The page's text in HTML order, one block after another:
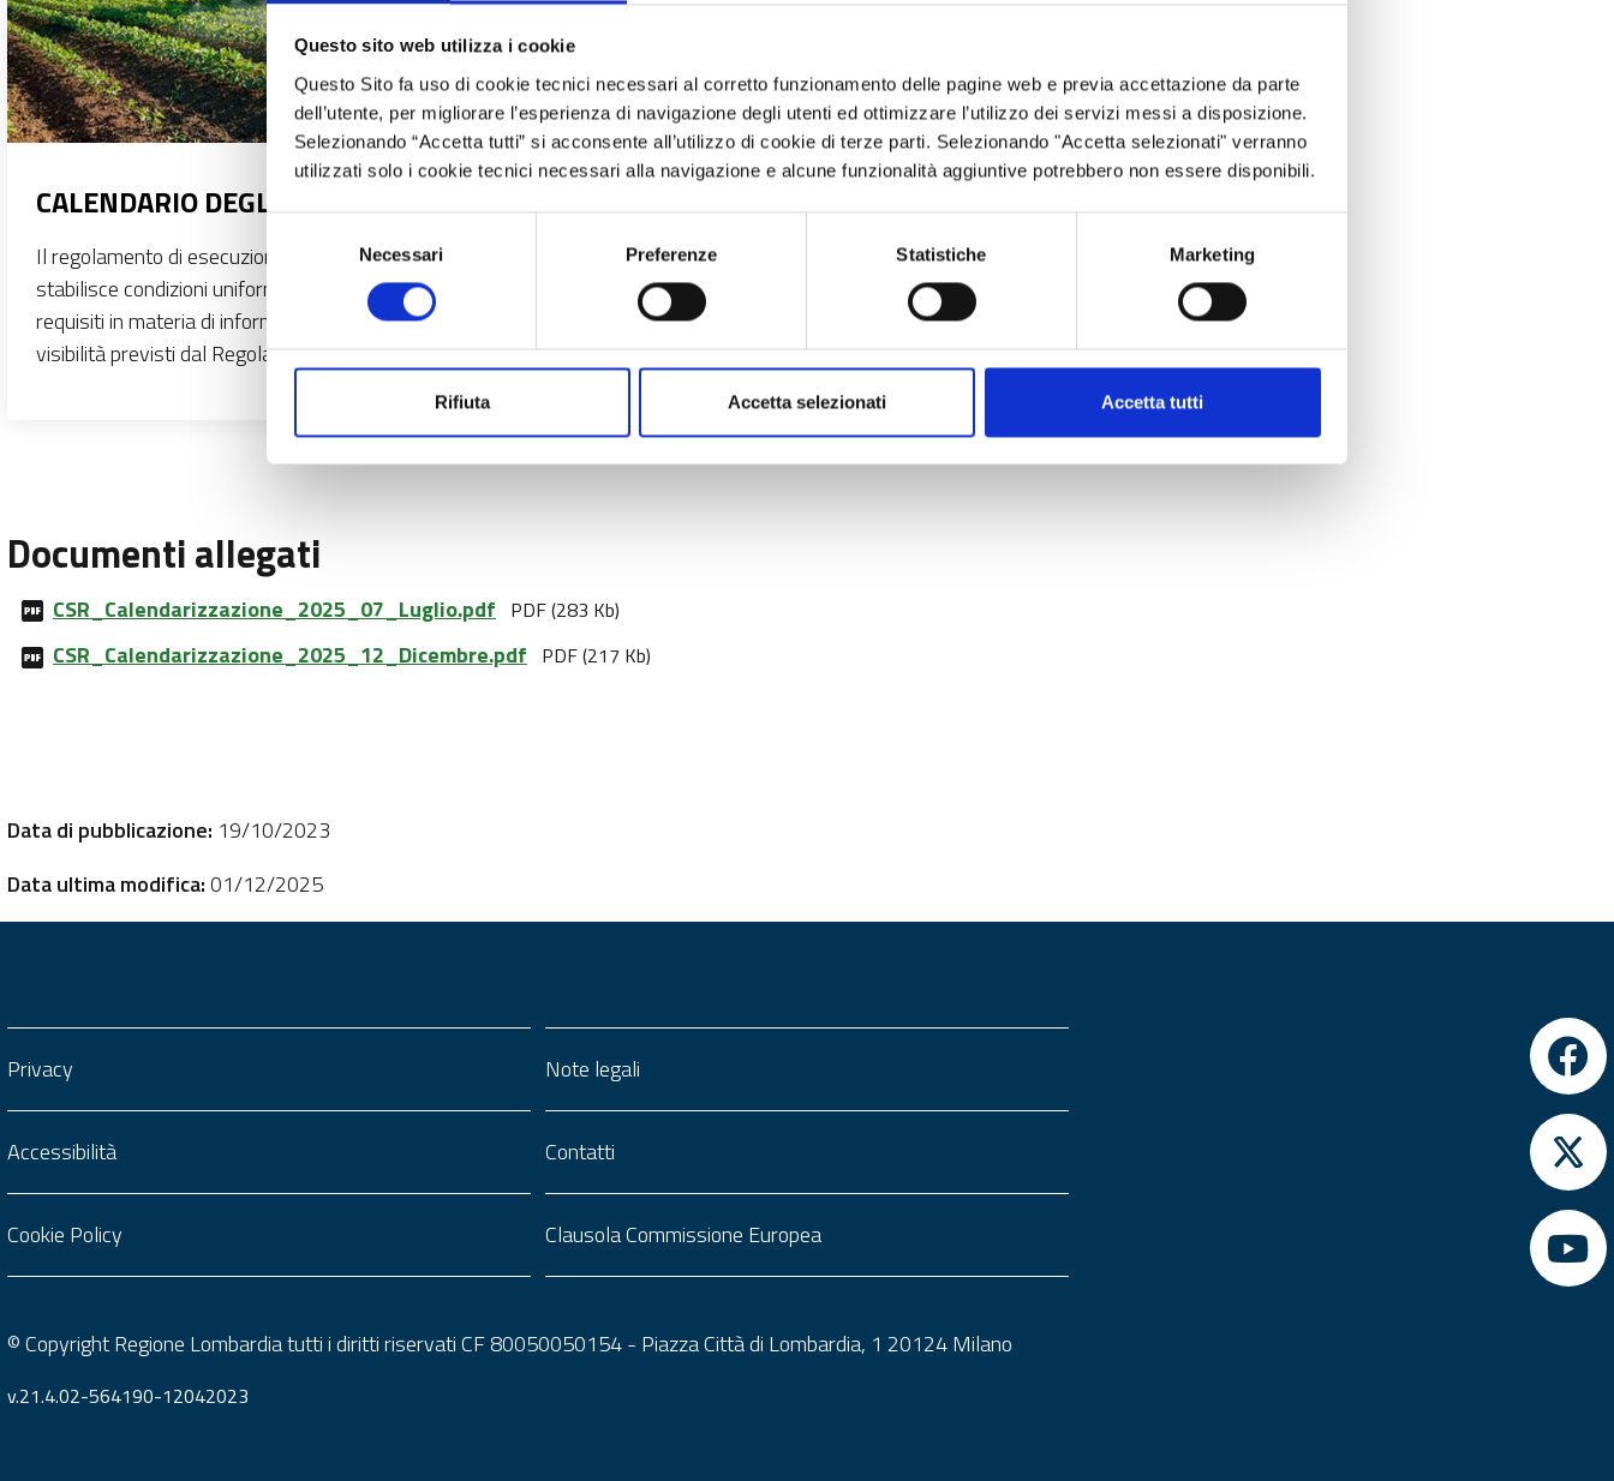
Questo sito web utilizza i cookie
Questo Sito fa uso di cookie tecnici necessari al corretto funzionamento delle pagine web e previa accettazione da parte
dell’utente, per migliorare l’esperienza di navigazione degli utenti ed ottimizzare l’utilizzo dei servizi messi a disposizione.
Selezionando “Accetta tutti” si acconsente all’utilizzo di cookie di terze parti. Selezionando "Accetta selezionati" verranno
utilizzati solo i cookie tecnici necessari alla navigazione e alcune funzionalità aggiuntive potrebbero non essere disponibili.
del
consenso
Necessari Preferenze Statistiche Marketing
Rifiuta Accetta selezionati Accetta tutti
CALENDARIO DEGLI INVITI
Il regolamento di esecuzione (UE) 2022/129
stabilisce condizioni uniformi per l’applicazione dei
requisiti in materia di informazione, pubblicità e
visibilità previsti dal Regolamento (UE) 2021/2115.
Documenti allegati
CSR_Calendarizzazione_2025_07_Luglio.pdf PDF (283 Kb)
CSR_Calendarizzazione_2025_12_Dicembre.pdf PDF (217 Kb)
Data di pubblicazione: 19/10/2023
Data ultima modifica:01/12/2025
Privacy
Accessibilità
Cookie Policy
Note legali
Contatti
Clausola Commissione Europea
© Copyright Regione Lombardia tutti i diritti riservati CF 80050050154 - Piazza Città di Lombardia, 1 20124 Milano
v.21.4.02-564190-12042023